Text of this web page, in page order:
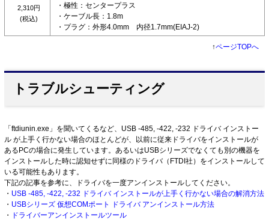
2,310円
(税込)
・極性：センタープラス
・ケーブル長：1.8m
・プラグ：外形4.0mm 内径1.7mm(EIAJ-2)
↑ページTOPへ
トラブルシューティング
「ftdiunin.exe」を聞いてくるなど、USB -485, -422, -232 ドライバ インストー
ル が上手く行かない場合のほとんどが、以前に従来ドライバをインストールが
あるPCの場合に発生しています。あるいはUSBシリーズでなくても別の機器を
インストールした時に認知せずに同様のドライバ（FTDI社）をインストールして
いる可能性もあります。
下記の記事を参考に、ドライバを一度アンインストールしてください。
・ USB -485, -422, -232 ドライバ インストールが上手く行かない場合の解消方法
・ USBシリーズ 仮想COMポート ドライバ アンインストール方法
・
ドライバーアンインストールツール